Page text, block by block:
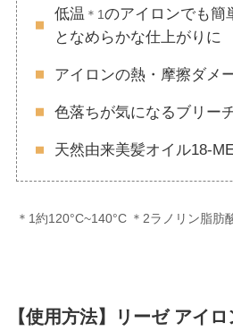
低温 ＊1のアイロンでも簡
となめらかな仕上がりに
アイロンの熱・摩擦ダメ
色落ちが気になるブリー
天然由来美髪オイル18-
＊1約120°C~140°C ＊2ラノリン脂肪
【使用方法】リーゼ アイ